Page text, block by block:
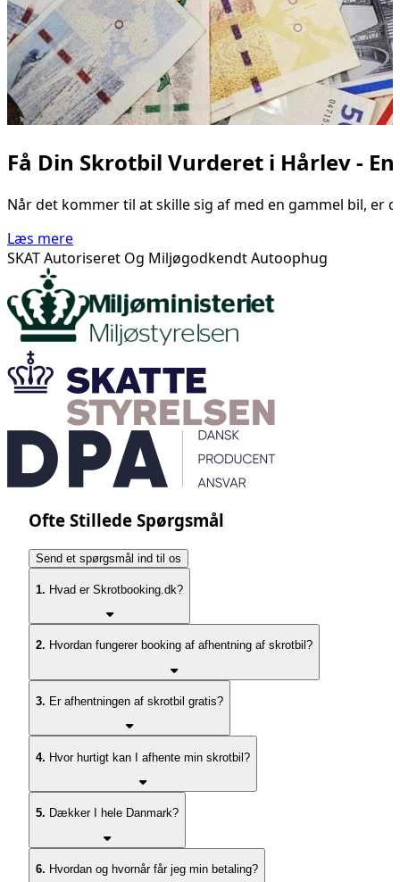
Få Din Skrotbil Vurderet i Hårlev -
Når det kommer til at skille sig af med en gammel bil,
Læs mere
SKAT Autoriseret Og Miljøgodkendt Autoophug
Ofte Stillede Spørgsmål
Send et spørgsmål ind til os
1. Hvad er Skrotbooking.dk?
2. Hvordan fungerer booking af afhentning af skrotbil?
3. Er afhentningen af skrotbil gratis?
4. Hvor hurtigt kan I afhente min skrotbil?
5. Dækker I hele Danmark?
6. Hvordan og hvornår får jeg min betaling?